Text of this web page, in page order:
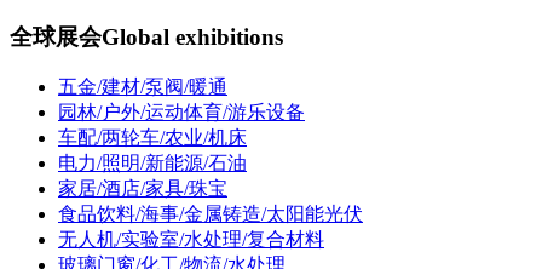
全球展会Global exhibitions
五金/建材/泵阀/暖通
园林/户外/运动体育/游乐设备
车配/两轮车/农业/机床
电力/照明/新能源/石油
家居/酒店/家具/珠宝
食品饮料/海事/金属铸造/太阳能光伏
无人机/实验室/水处理/复合材料